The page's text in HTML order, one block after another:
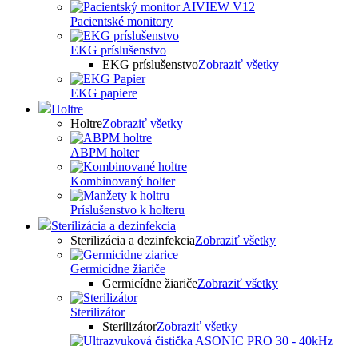
Pacientské monitory
EKG príslušenstvo
EKG príslušenstvoZobraziť všetky
EKG papiere
Holtre
HoltreZobraziť všetky
ABPM holter
Kombinovaný holter
Príslušenstvo k holteru
Sterilizácia a dezinfekcia
Sterilizácia a dezinfekciaZobraziť všetky
Germicídne žiariče
Germicídne žiaričeZobraziť všetky
Sterilizátor
SterilizátorZobraziť všetky